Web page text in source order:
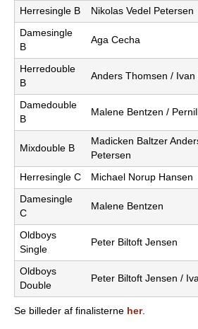
T
K
MAKKERBØRS
PADEL I ATK
Herresingle B Nikolas Vedel Petersen
Damesingle
B
Aga Cecha
Herredouble
B
Anders Thomsen / Ivan
Damedouble
B
Malene Bentzen /
Mixdouble B
Madicken Baltzer
Petersen
Herresingle C Michael Norup Hansen
Damesingle
C
Malene Bentzen
Oldboys
Single
Peter Biltoft Jensen
Oldboys
Double
Peter Biltoft Jensen /
Se billeder af finalisterne her.